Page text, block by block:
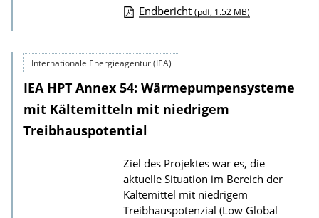
n
w
n
l
o
d
s
z
Endbericht (pdf, 1.52 MB)
Internationale Energieagentur (IEA)
IEA HPT Annex 54: Wärmepumpensysteme
mit Kältemitteln mit niedrigem
Treibhauspotential
Ziel des Projektes war es, die
aktuelle Situation im Bereich der
Kältemittel mit niedrigem
Treibhauspotenzial (Low Global